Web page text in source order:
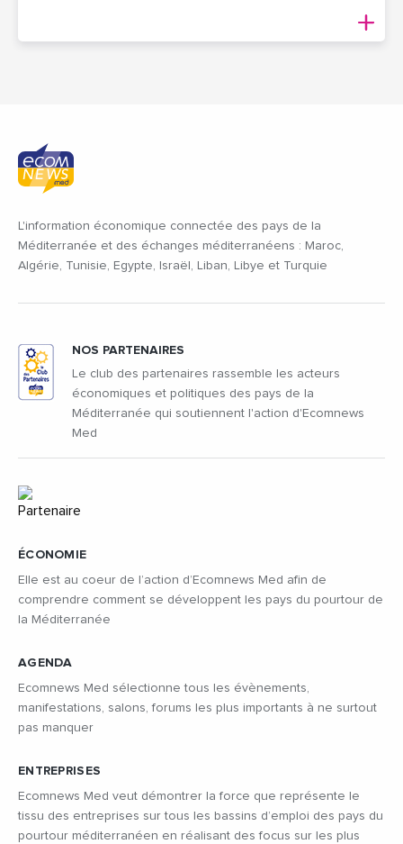
L'information économique connectée des pays de la
Méditerranée et des échanges méditerranéens : Maroc,
Algérie, Tunisie, Egypte, Israël, Liban, Libye et Turquie
ÉCONOMIE
Elle est au coeur de l’action d’Ecomnews Med afin de
comprendre comment se développent les pays du pourtour de
la Méditerranée
AGENDA
Ecomnews Med sélectionne tous les évènements,
manifestations, salons, forums les plus importants à ne surtout
pas manquer
ENTREPRISES
Ecomnews Med veut démontrer la force que représente le
tissu des entreprises sur tous les bassins d’emploi des pays du
pourtour méditerranéen en réalisant des focus sur les plus
NOS PARTENAIRES
Le club des partenaires rassemble les acteurs
économiques et politiques des pays de la
Méditerranée qui soutiennent l'action d'Ecomnews
Med